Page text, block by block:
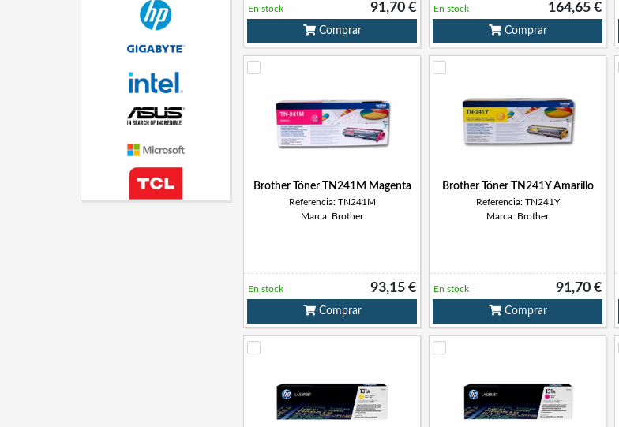
91,70 €
En stock
Comprar
164,65 €
En stock
Comprar
Brother Tóner TN241M Magenta
Referencia: TN241M
Marca: Brother
93,15 €
En stock
Comprar
Brother Tóner TN241Y Amarillo
Referencia: TN241Y
Marca: Brother
91,70 €
En stock
Comprar